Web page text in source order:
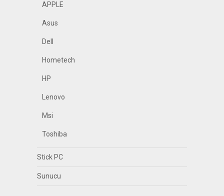
APPLE
Asus
Dell
Hometech
HP
Lenovo
Msi
Toshiba
Stick PC
Sunucu